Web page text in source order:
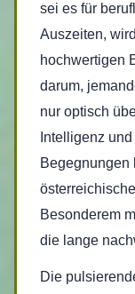
sei es für
Auszeiten,
hochwertigen
darum,
nur optisch
Intelligenz
Begegnungen
Besonderem
die lange
Die